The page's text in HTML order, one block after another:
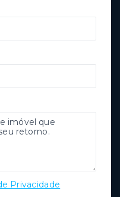
Privacidade